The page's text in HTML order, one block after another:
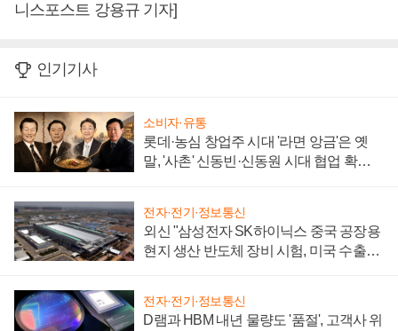
니스포스트 강용규 기자]
인기기사
소비자·유통
롯데·농심 창업주 시대 '라면 앙금'은 옛
말, '사촌' 신동빈·신동원 시대 협업 확대
전자·전기·정보통신
외신 "삼성전자 SK하이닉스 중국 공장용
현지 생산 반도체 장비 시험, 미국 수출통
전자·전기·정보통신
D램과 HBM 내년 물량도 '품절', 고객사 위